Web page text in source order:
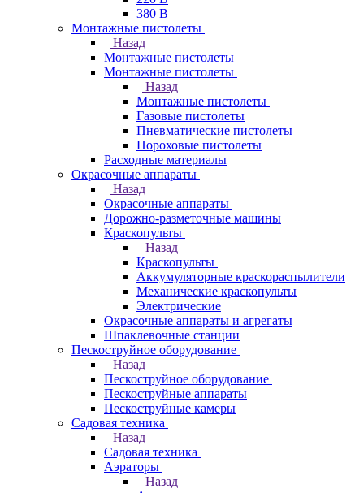
380 В
Монтажные пистолеты
Назад
Монтажные пистолеты
Монтажные пистолеты
Назад
Монтажные пистолеты
Газовые пистолеты
Пневматические пистолеты
Пороховые пистолеты
Расходные материалы
Окрасочные аппараты
Назад
Окрасочные аппараты
Дорожно-разметочные машины
Краскопульты
Назад
Краскопульты
Аккумуляторные краскораспылители
Механические краскопульты
Электрические
Окрасочные аппараты и агрегаты
Шпаклевочные станции
Пескоструйное оборудование
Назад
Пескоструйное оборудование
Пескоструйные аппараты
Пескоструйные камеры
Садовая техника
Назад
Садовая техника
Аэраторы
Назад